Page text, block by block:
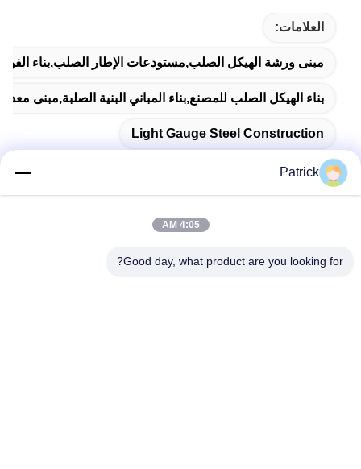
العلامات:
مبنى ورشة الهيكل الصلب,مستودعات الإطار الصلب,بناء
بناء الهيكل الصلب للمصنع,بناء المباني البنية الصلبة,مبنى
Light Gauge Steel Construction
العنوان
Patrick
4:05 AM
Good day, what product are you looking for?